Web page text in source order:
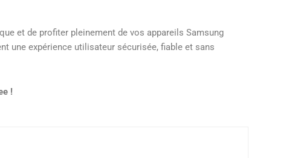
et de profiter pleinement de vos appareils Samsung
une expérience utilisateur sécurisée, fiable et sans
!